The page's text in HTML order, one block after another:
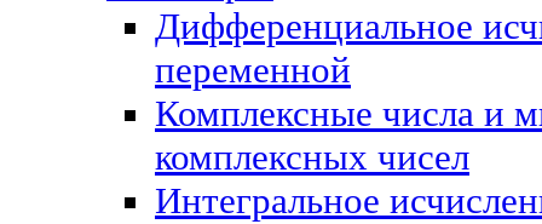
Дифференциальное
переменной
Комплексные числа и
комплексных чисел
Интегральное